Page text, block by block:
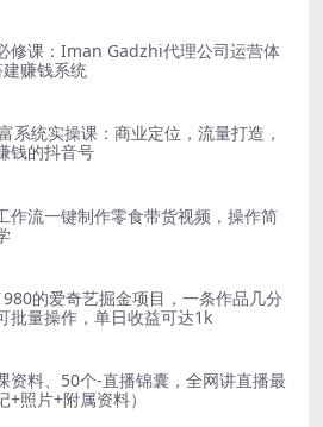
修课：Iman Gadzhi代理公司运营体
赚钱系统
系统实操课：商业定位，流量打造，
钱的抖音号
作流一键制作零食带货视频，操作简
的爱奇艺掘金项目，一条作品几分
批量操作，单日收益可达1k
资料、50个-直播锦囊，全网讲直播最
+照片+附属资料）